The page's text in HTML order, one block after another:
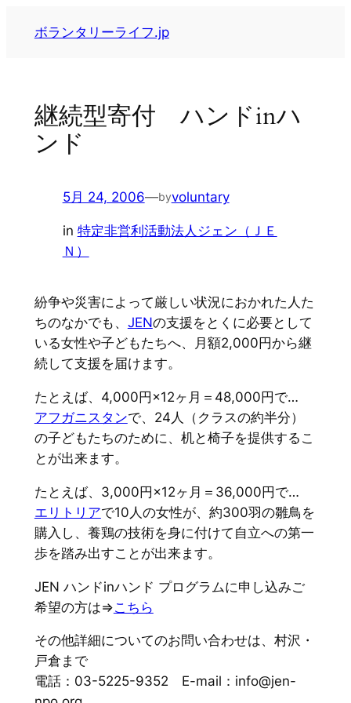
ボランタリーライフ.jp
継続型寄付 ハンドinハ
ンド
5月 24, 2006—byvoluntary
in 特定非営利活動法人ジェン（ＪＥ
Ｎ）
紛争や災害によって厳しい状況におかれた人た
ちのなかでも、 JENの支援をとくに必要として
いる女性や子どもたちへ、月額2,000円から継
続して支援を届けます。
たとえば、4,000円×12ヶ月＝48,000円で…
アフガニスタンで、24人（クラスの約半分）
の子どもたちのために、机と椅子を提供するこ
とが出来ます。
たとえば、3,000円×12ヶ月＝36,000円で…
エリトリアで10人の女性が、約300羽の雛鳥を
購入し、養鶏の技術を身に付けて自立への第一
歩を踏み出すことが出来ます。
JEN ハンドinハンド プログラムに申し込みご
希望の方は⇒こちら
その他詳細についてのお問い合わせは、村沢・
戸倉まで
電話：03-5225-9352 E-mail：info@jen-